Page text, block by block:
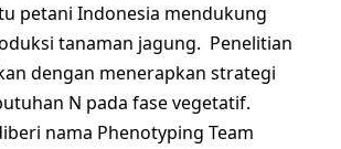
petani Indonesia mendukung
tanaman jagung. Penelitian
dengan menerapkan strategi
N pada fase vegetatif.
nama Phenotyping Team